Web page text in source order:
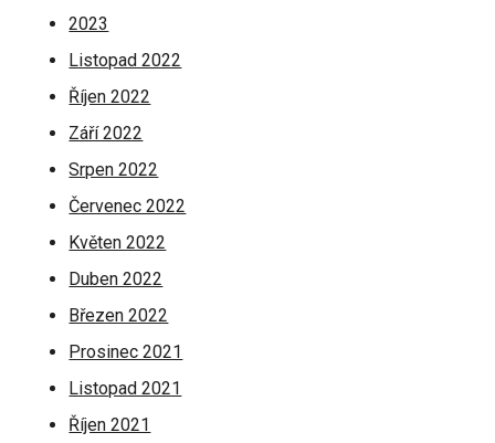
2023
Listopad 2022
Říjen 2022
Září 2022
Srpen 2022
Červenec 2022
Květen 2022
Duben 2022
Březen 2022
Prosinec 2021
Listopad 2021
Říjen 2021